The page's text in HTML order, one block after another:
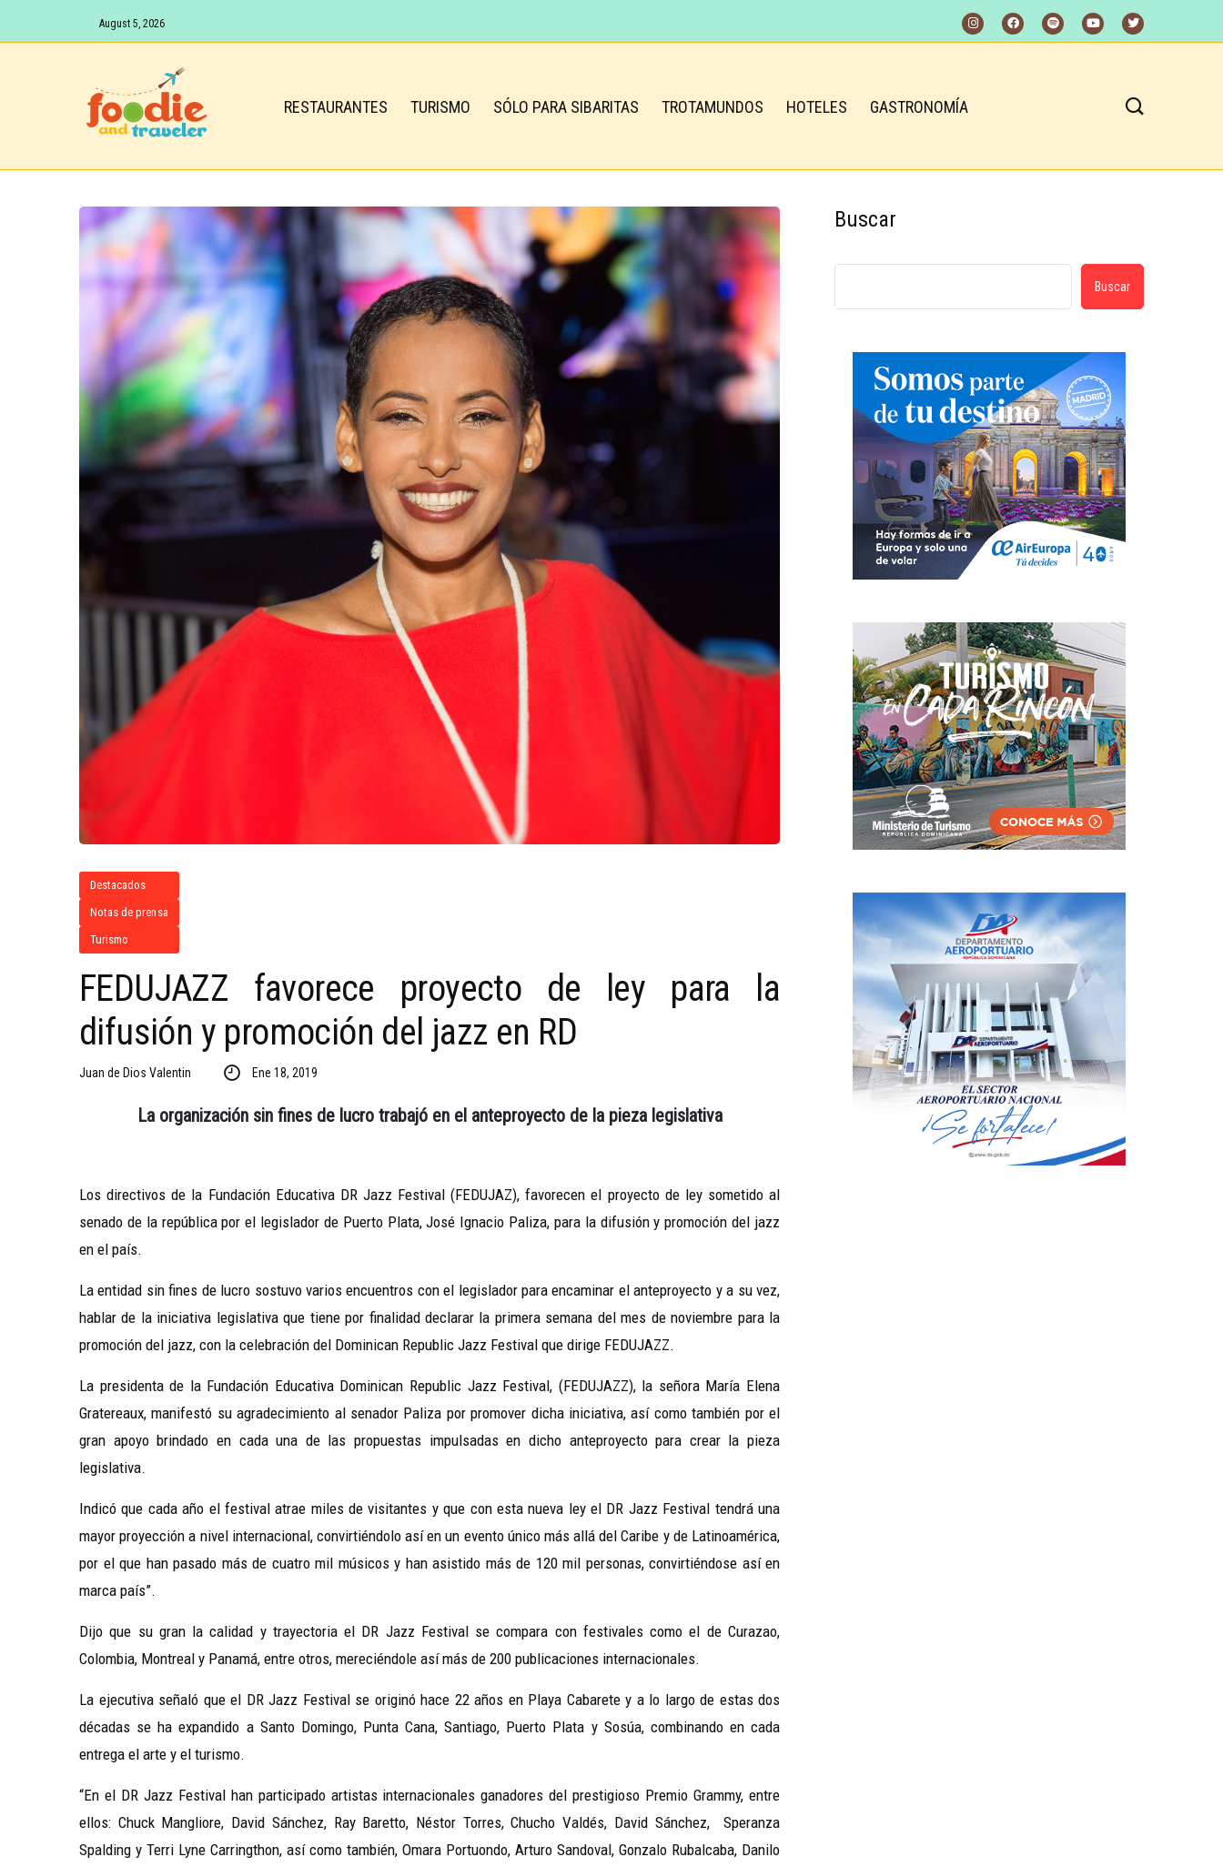
August 5, 2026
RESTAURANTES TURISMO SÓLO PARA SIBARITAS TROTAMUNDOS HOTELES GASTRONOMÍA
Destacados
Notas de prensa
Turismo
FEDUJAZZ favorece proyecto de ley para la
difusión y promoción del jazz en RD
Juan de Dios Valentin Ene 18, 2019
La organización sin fines de lucro trabajó en el anteproyecto de la pieza legislativa
Los directivos de la Fundación Educativa DR Jazz Festival (FEDUJAZ), favorecen el proyecto de ley sometido al
senado de la república por el legislador de Puerto Plata, José Ignacio Paliza, para la difusión y promoción del jazz
en el país.
La entidad sin fines de lucro sostuvo varios encuentros con el legislador para encaminar el anteproyecto y a su vez,
hablar de la iniciativa legislativa que tiene por finalidad declarar la primera semana del mes de noviembre para la
promoción del jazz, con la celebración del Dominican Republic Jazz Festival que dirige FEDUJAZZ.
La presidenta de la Fundación Educativa Dominican Republic Jazz Festival, (FEDUJAZZ), la señora María Elena
Gratereaux, manifestó su agradecimiento al senador Paliza por promover dicha iniciativa, así como también por el
gran apoyo brindado en cada una de las propuestas impulsadas en dicho anteproyecto para crear la pieza
legislativa.
Indicó que cada año el festival atrae miles de visitantes y que con esta nueva ley el DR Jazz Festival tendrá una
mayor proyección a nivel internacional, convirtiéndolo así en un evento único más allá del Caribe y de Latinoamérica,
por el que han pasado más de cuatro mil músicos y han asistido más de 120 mil personas, convirtiéndose así en
marca país”.
Dijo que su gran la calidad y trayectoria el DR Jazz Festival se compara con festivales como el de Curazao,
Colombia, Montreal y Panamá, entre otros, mereciéndole así más de 200 publicaciones internacionales.
La ejecutiva señaló que el DR Jazz Festival se originó hace 22 años en Playa Cabarete y a lo largo de estas dos
décadas se ha expandido a Santo Domingo, Punta Cana, Santiago, Puerto Plata y Sosúa, combinando en cada
entrega el arte y el turismo.
“En el DR Jazz Festival han participado artistas internacionales ganadores del prestigioso Premio Grammy, entre
ellos: Chuck Mangliore, David Sánchez, Ray Baretto, Néstor Torres, Chucho Valdés, David Sánchez, Speranza
Spalding y Terri Lyne Carringthon, así como también, Omara Portuondo, Arturo Sandoval, Gonzalo Rubalcaba, Danilo
Buscar
Buscar